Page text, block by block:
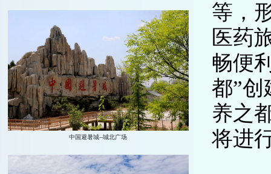
等，
医药
畅便
都”
养之
将进